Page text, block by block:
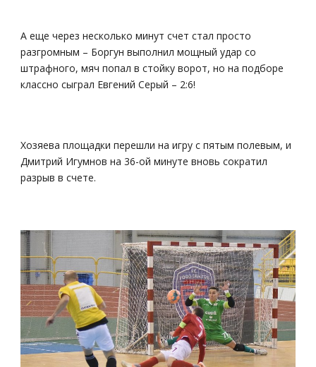
А еще через несколько минут счет стал просто
разгромным – Боргун выполнил мощный удар со
штрафного, мяч попал в стойку ворот, но на подборе
классно сыграл Евгений Серый – 2:6!
Хозяева площадки перешли на игру с пятым полевым, и
Дмитрий Игумнов на 36-ой минуте вновь сократил
разрыв в счете.